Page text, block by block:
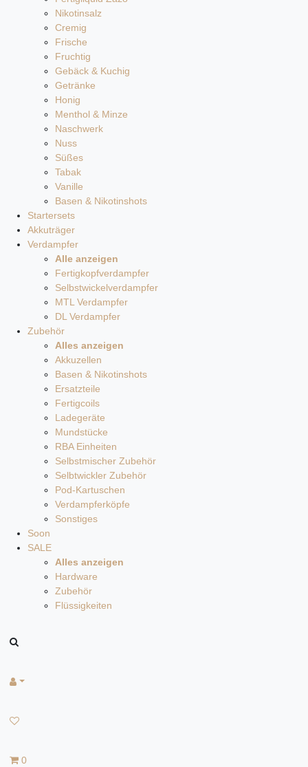
Nikotinsalz
Cremig
Frische
Fruchtig
Gebäck & Kuchig
Getränke
Honig
Menthol & Minze
Naschwerk
Nuss
Süßes
Tabak
Vanille
Basen & Nikotinshots
Startersets
Akkuträger
Verdampfer
Alle anzeigen
Fertigkopfverdampfer
Selbstwickelverdampfer
MTL Verdampfer
DL Verdampfer
Zubehör
Alles anzeigen
Akkuzellen
Basen & Nikotinshots
Ersatzteile
Fertigcoils
Ladegeräte
Mundstücke
RBA Einheiten
Selbstmischer Zubehör
Selbtwickler Zubehör
Pod-Kartuschen
Verdampferköpfe
Sonstiges
Soon
SALE
Alles anzeigen
Hardware
Zubehör
Flüssigkeiten
0